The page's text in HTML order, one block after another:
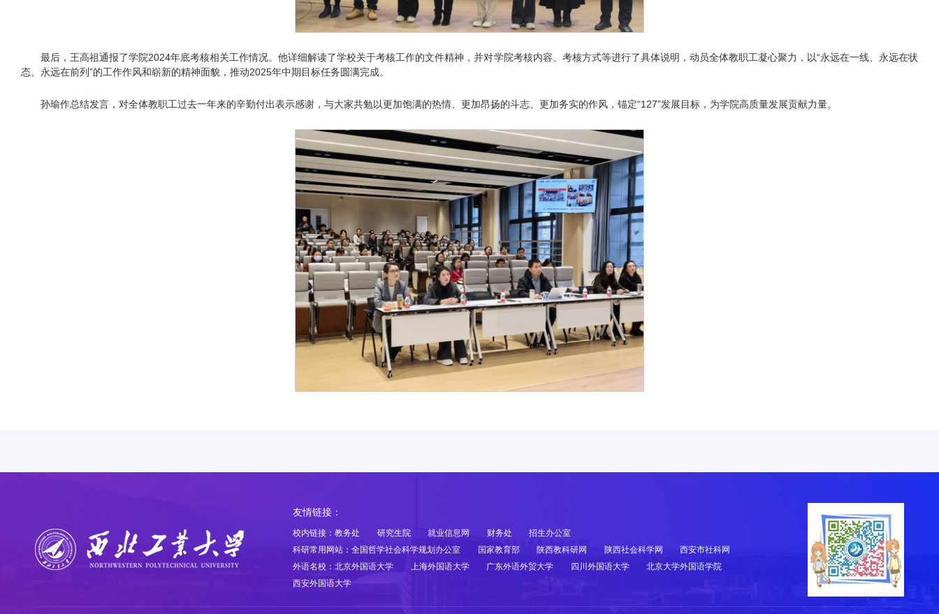
最后，王高祖通报了学院2024年底考核相关工作情况。他详细解读了学校关于考核工作的文件精神，并对学院考核内容、考核方式等进行了具体说明，动员全体教职工凝心聚力，以“永远在一线、永远在状
态、永远在前列”的工作作风和崭新的精神面貌，推动2025年中期目标任务圆满完成。
孙瑜作总结发言，对全体教职工过去一年来的辛勤付出表示感谢，与大家共勉以更加饱满的热情、更加昂扬的斗志、更加务实的作风，锚定“127”发展目标，为学院高质量发展贡献力量。
友情链接：
校内链接： 教务处 研究生院 就业信息网 财务处
招生办公室
科研常用网站： 全国哲学社会科学规划办公室 国家教育部 陕西教科研网 陕西社会科学网
西安市社科网
外语名校： 北京外国语大学 上海外国语大学 广东外语外贸大学 四川外国语大学
北京大学外国语学院
西安外国语大学